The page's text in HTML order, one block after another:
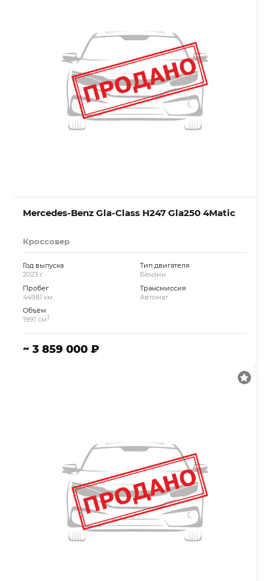
Mercedes-Benz Gla-Class H247 Gla250 4Matic
Кроссовер
Год выпуска
2023 г.
Пробег
44981 км.
Объём
1991 см3
Тип двигателя
Бензин
Трансмиссия
Автомат
~ 3 859 000 ₽